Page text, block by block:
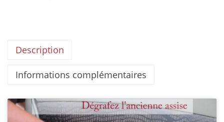
Description
Informations complémentaires